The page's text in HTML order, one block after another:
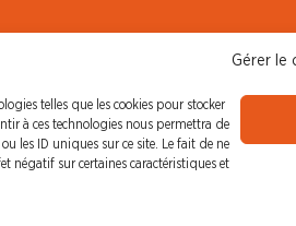
Gérer le
telles que les cookies pour stocker
à ces technologies nous permettra de
les ID uniques sur ce site. Le fait de ne
négatif sur certaines caractéristiques et